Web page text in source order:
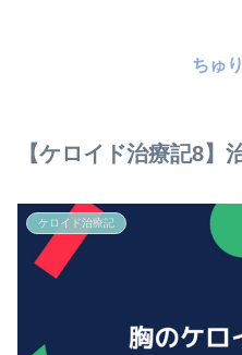
ちゅ
【ケロイド治療記8】
ケロイド治療記